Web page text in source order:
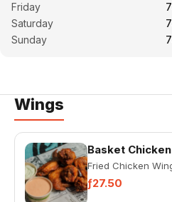
Friday
Saturday
Sunday
Wings
Basket
Fried Chicken
ƒ27.50